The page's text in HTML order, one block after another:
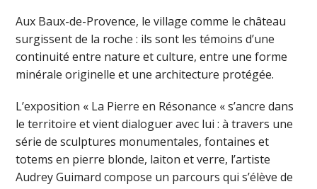
Aux Baux-de-Provence, le village comme le château
surgissent de la roche : ils sont les témoins d’une
continuité entre nature et culture, entre une forme
minérale originelle et une architecture protégée.
L’exposition « La Pierre en Résonance « s’ancre dans
le territoire et vient dialoguer avec lui : à travers une
série de sculptures monumentales, fontaines et
totems en pierre blonde, laiton et verre, l’artiste
Audrey Guimard compose un parcours qui s’élève de